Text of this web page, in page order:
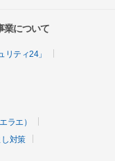
業について
ティ24」
ラエ）
対策